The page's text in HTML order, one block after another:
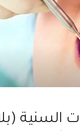
السنية